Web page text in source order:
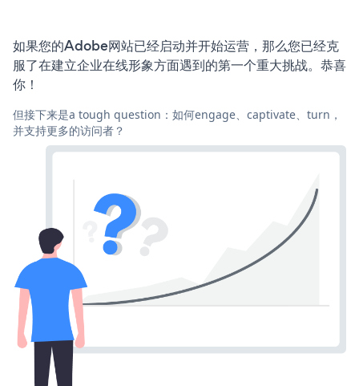
如果您的Adobe网站已经启动并开始运营，那么您已经克
服了在建立企业在线形象方面遇到的第一个重大挑战。恭喜
你！
但接下来是a tough question：如何engage、captivate、turn，
并支持更多的访问者？